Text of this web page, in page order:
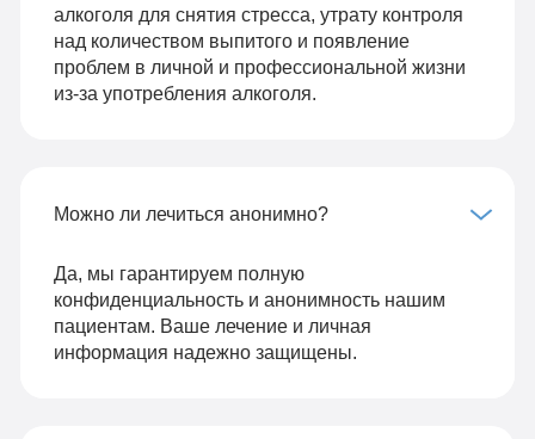
алкоголя для снятия стресса, утрату контроля
над количеством выпитого и появление
проблем в личной и профессиональной жизни
из-за употребления алкоголя.
Можно ли лечиться анонимно?
Да, мы гарантируем полную
конфиденциальность и анонимность нашим
пациентам. Ваше лечение и личная
информация надежно защищены.